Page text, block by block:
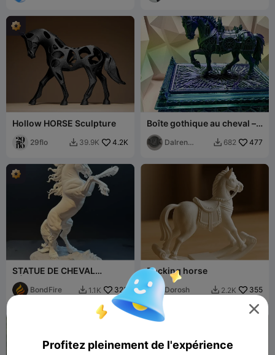
Hollow HORSE Sculpture
29flo  39.9K 4.2K
Boîte gothique au cheval –
Couvercle architecturé et
ornéDalren
 682 477
STATUE DE CHEVAL
RÉALISTE
BondFire  1.1K 323
Rocking horse
Dorosh  2.2K 355

Profitez pleinement de l'expérience